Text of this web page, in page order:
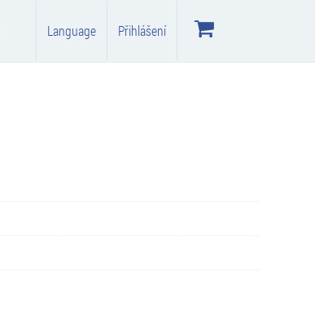
Language Přihlášení